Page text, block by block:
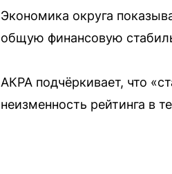
Экономика округа
общую финансовую
АКРА подчёркивает, что
неизменность рейтинга в